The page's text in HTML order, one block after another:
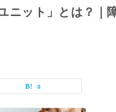
ニット」とは？｜
0